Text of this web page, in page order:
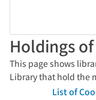
Holdings
This page shows
Library that hold the
List of